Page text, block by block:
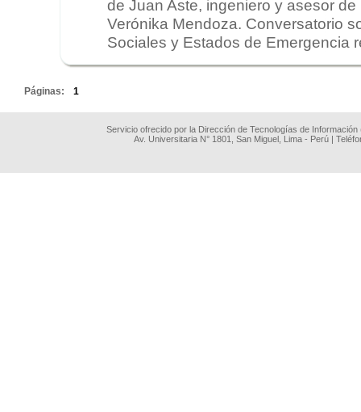
de Juan Aste, ingeniero y asesor
Verónika Mendoza. Conversatorio
Sociales y Estados de Emergencia
Páginas: 1
Servicio ofrecido por la Dirección de Tecnologías de
Av. Universitaria N° 1801, San Miguel, Lima - Perú |